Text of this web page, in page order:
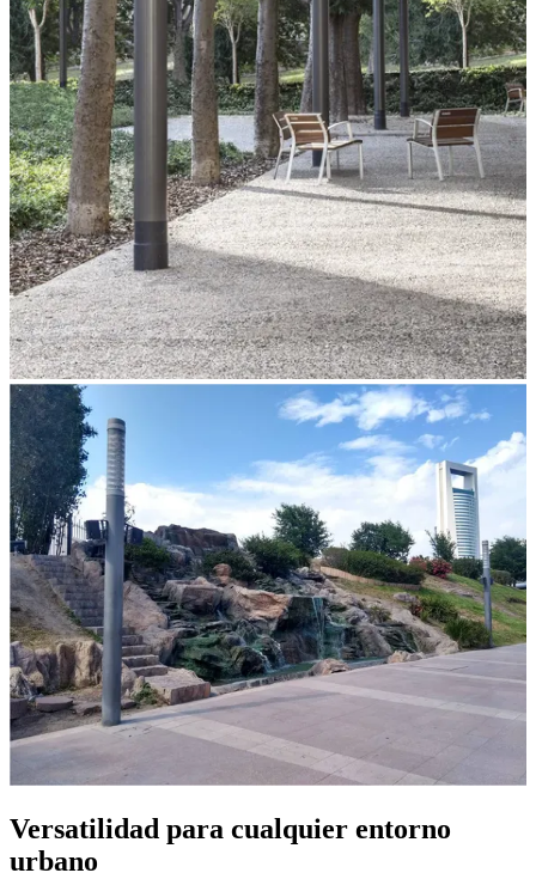
Versatilidad para cualquier entorno
urbano